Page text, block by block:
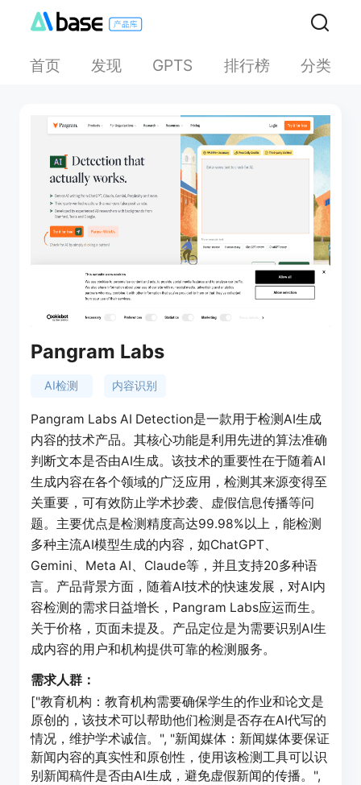
首页 发现 GPTS 排行榜 分类
Pangram Labs
AI检测 内容识别
Pangram Labs AI Detection是一款用于检测AI生成
内容的技术产品。其核心功能是利用先进的算法准确
判断文本是否由AI生成。该技术的重要性在于随着AI
生成内容在各个领域的广泛应用，检测其来源变得至
关重要，可有效防止学术抄袭、虚假信息传播等问
题。主要优点是检测精度高达99.98%以上，能检测
多种主流AI模型生成的内容，如ChatGPT、
Gemini、Meta AI、Claude等，并且支持20多种语
言。产品背景方面，随着AI技术的快速发展，对AI内
容检测的需求日益增长，Pangram Labs应运而生。
关于价格，页面未提及。产品定位是为需要识别AI生
成内容的用户和机构提供可靠的检测服务。
需求人群：
["教育机构：教育机构需要确保学生的作业和论文是
原创的，该技术可以帮助他们检测是否存在AI代写的
情况，维护学术诚信。", "新闻媒体：新闻媒体要保证
新闻内容的真实性和原创性，使用该检测工具可以识
别新闻稿件是否由AI生成，避免虚假新闻的传播。",